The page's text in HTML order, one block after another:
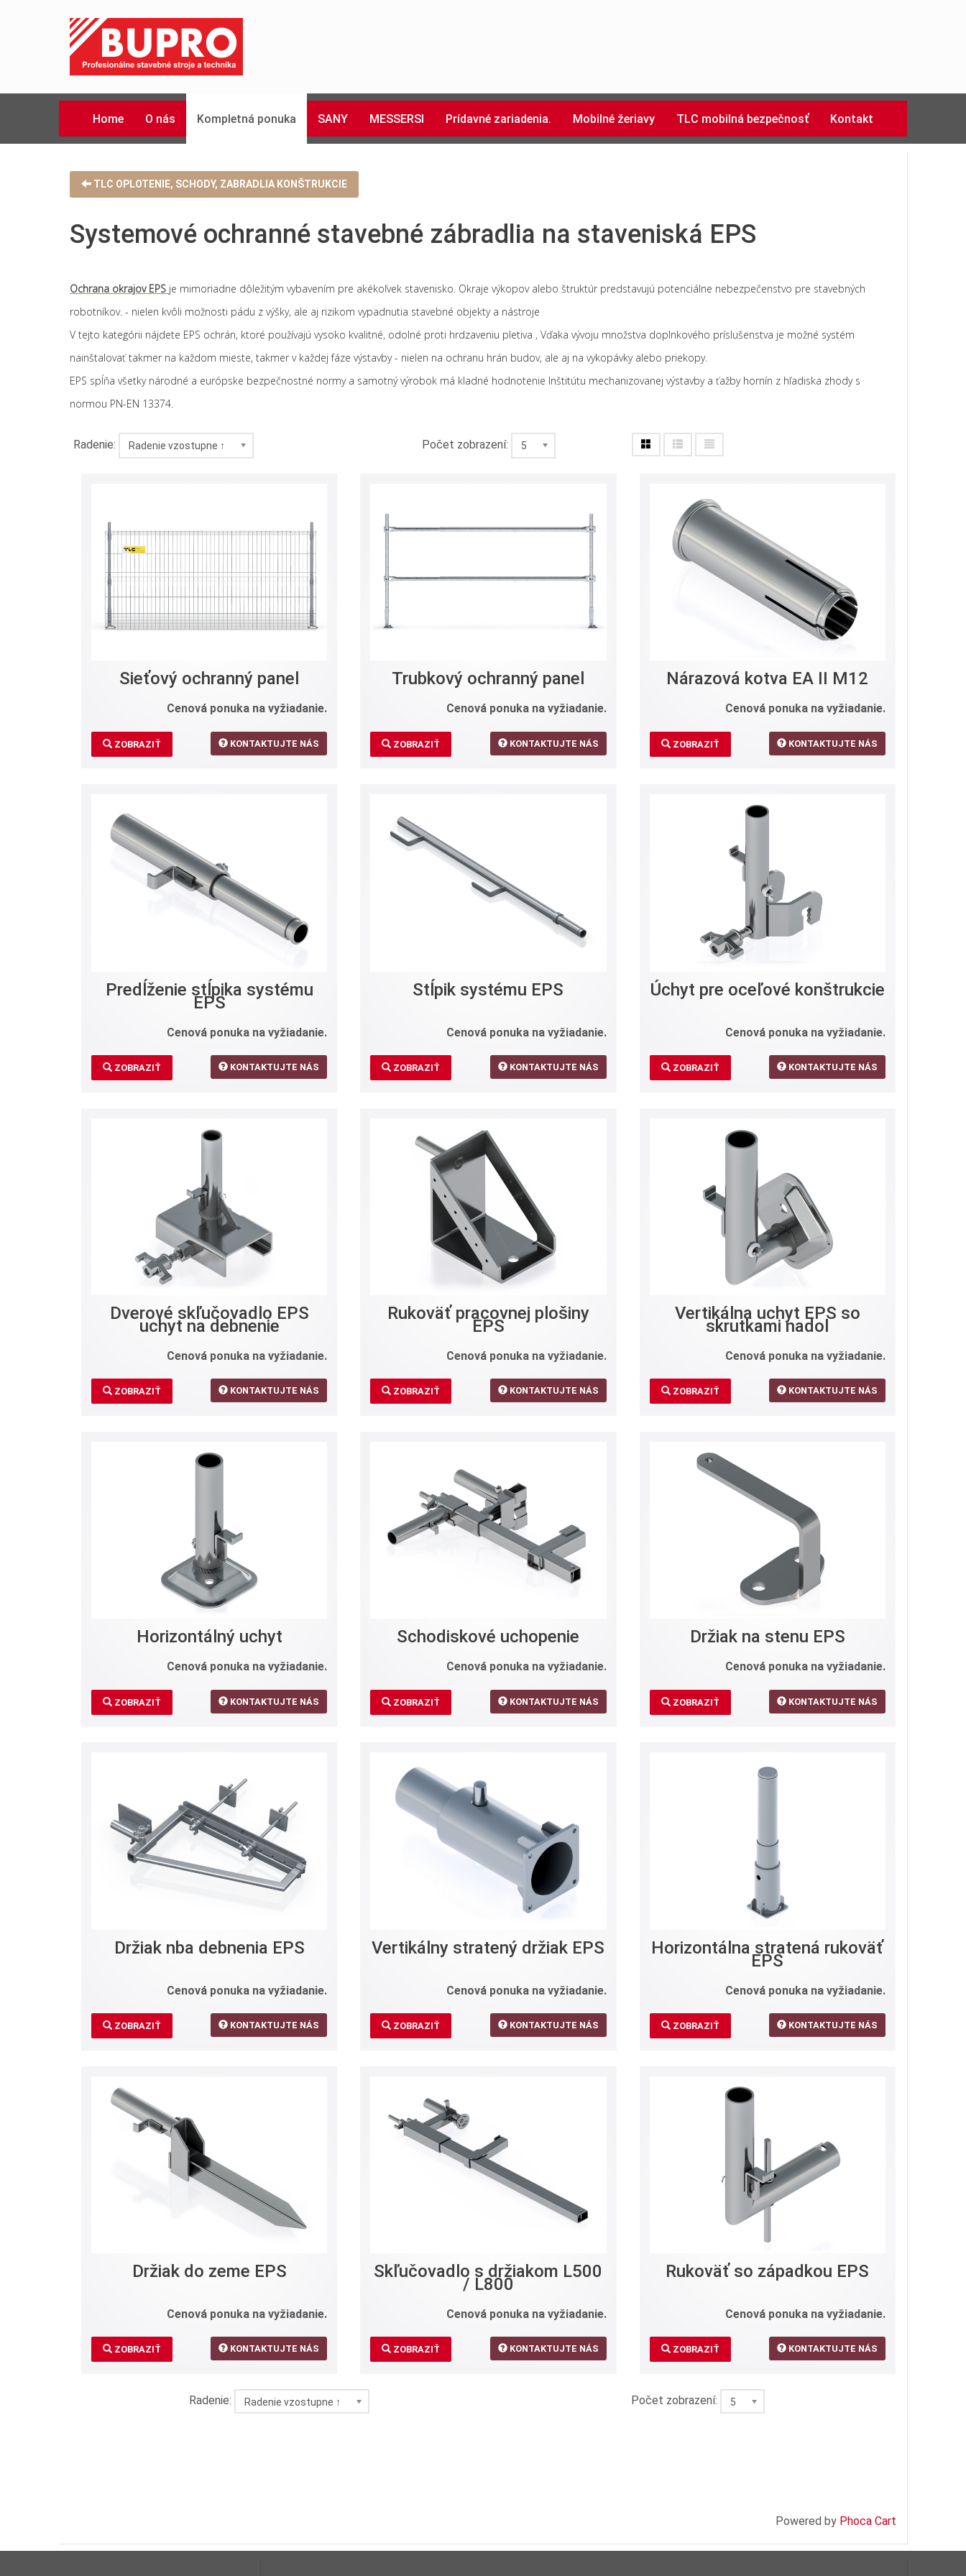
Home O nás Kompletná ponuka SANY MESSERSI Prídavné zariadenia. Mobilné žeriavy TLC mobilná bezpečnosť Kontakt
TLC OPLOTENIE, SCHODY, ZABRADLIA KONŠTRUKCIE
Systemové ochranné stavebné zábradlia na staveniská EPS
Ochrana okrajov EPS je mimoriadne dôležitým vybavením pre akékoľvek stavenisko. Okraje výkopov alebo štruktúr predstavujú potenciálne nebezpečenstvo pre stavebných
robotníkov. - nielen kvôli možnosti pádu z výšky, ale aj rizikom vypadnutia stavebné objekty a nástroje
V tejto kategórii nájdete EPS ochrán, ktoré používajú vysoko kvalitné, odolné proti hrdzaveniu pletiva , Vďaka vývoju množstva doplnkového príslušenstva je možné systém
nainštalovať takmer na každom mieste, takmer v každej fáze výstavby - nielen na ochranu hrán budov, ale aj na vykopávky alebo priekopy.
EPS spĺňa všetky národné a európske bezpečnostné normy a samotný výrobok má kladné hodnotenie Inštitútu mechanizovanej výstavby a ťažby hornín z hľadiska zhody s
normou PN-EN 13374.
Radenie: Radenie vzostupne ↑ Počet zobrazení: 5
Sieťový ochranný panel
Cenová ponuka na vyžiadanie.
ZOBRAZIŤ KONTAKTUJTE NÁS
Trubkový ochranný panel
Cenová ponuka na vyžiadanie.
ZOBRAZIŤ KONTAKTUJTE NÁS
Nárazová kotva EA II M12
Cenová ponuka na vyžiadanie.
ZOBRAZIŤ KONTAKTUJTE NÁS
Predĺženie stĺpika systému
EPS
Cenová ponuka na vyžiadanie.
ZOBRAZIŤ KONTAKTUJTE NÁS
Stĺpik systému EPS
Cenová ponuka na vyžiadanie.
ZOBRAZIŤ KONTAKTUJTE NÁS
Úchyt pre oceľové konštrukcie
Cenová ponuka na vyžiadanie.
ZOBRAZIŤ KONTAKTUJTE NÁS
Dverové skľučovadlo EPS
uchyt na debnenie
Cenová ponuka na vyžiadanie.
ZOBRAZIŤ KONTAKTUJTE NÁS
Rukoväť pracovnej plošiny
EPS
Cenová ponuka na vyžiadanie.
ZOBRAZIŤ KONTAKTUJTE NÁS
Vertikálna uchyt EPS so
skrutkami nadol
Cenová ponuka na vyžiadanie.
ZOBRAZIŤ KONTAKTUJTE NÁS
Horizontálný uchyt
Cenová ponuka na vyžiadanie.
ZOBRAZIŤ KONTAKTUJTE NÁS
Schodiskové uchopenie
Cenová ponuka na vyžiadanie.
ZOBRAZIŤ KONTAKTUJTE NÁS
Držiak na stenu EPS
Cenová ponuka na vyžiadanie.
ZOBRAZIŤ KONTAKTUJTE NÁS
Držiak nba debnenia EPS
Cenová ponuka na vyžiadanie.
ZOBRAZIŤ KONTAKTUJTE NÁS
Vertikálny stratený držiak EPS
Cenová ponuka na vyžiadanie.
ZOBRAZIŤ KONTAKTUJTE NÁS
Horizontálna stratená rukoväť
EPS
Cenová ponuka na vyžiadanie.
ZOBRAZIŤ KONTAKTUJTE NÁS
Držiak do zeme EPS
Cenová ponuka na vyžiadanie.
ZOBRAZIŤ KONTAKTUJTE NÁS
Skľučovadlo s držiakom L500
/ L800
Cenová ponuka na vyžiadanie.
ZOBRAZIŤ KONTAKTUJTE NÁS
Rukoväť so západkou EPS
Cenová ponuka na vyžiadanie.
ZOBRAZIŤ KONTAKTUJTE NÁS
Radenie: Radenie vzostupne ↑ Počet zobrazení: 5
Powered by Phoca Cart